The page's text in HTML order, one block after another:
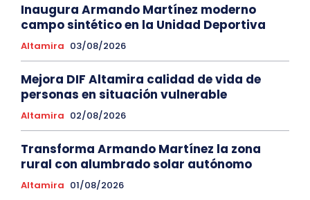
Inaugura Armando Martínez moderno
campo sintético en la Unidad Deportiva
Altamira 03/08/2026
Mejora DIF Altamira calidad de vida de
personas en situación vulnerable
Altamira 02/08/2026
Transforma Armando Martínez la zona
rural con alumbrado solar autónomo
Altamira 01/08/2026